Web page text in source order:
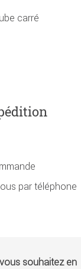
carré
par téléphone
souhaitez en